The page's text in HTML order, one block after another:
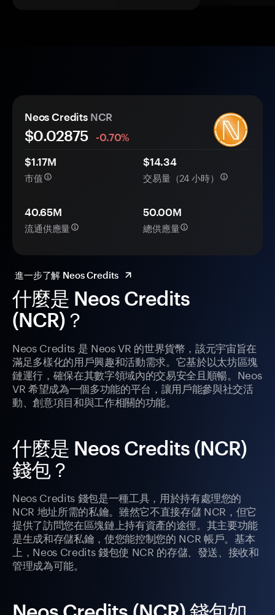
什麼是 Neos Credits
(NCR)？
Neos Credits 是 Neos VR 的世界貨幣，該元宇宙旨在
滿足多樣化的用戶興趣和活動需求。它基於以太坊區塊
鏈運行，確保在其數字領域內的交易安全且順暢。Neos
VR 希望成為一個多功能的平台，讓用戶能參與社交活
動、創意項目和與工作相關的功能。
什麼是 Neos Credits (NCR)
錢包？
Neos Credits 錢包是一種工具，用於持有處理您的
NCR 地址所需的私鑰。雖然它不直接存儲 NCR，但它
提供了訪問您在區塊鏈上持有資產的途徑。其主要功能
是生成和存儲私鑰，使您能控制您的 NCR 帳戶。基本
上，Neos Credits 錢包使 NCR 的存儲、發送、接收和
管理成為可能。
Neos Credits NCR
$0.02875
-0.70%
$1.17M
市值
$14.34
交易量（24 小時）
40.65M
流通供應量
50.00M
總供應量
進一步了解 Neos Credits